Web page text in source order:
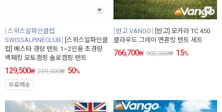
스위스알파인클럽
SWISSALPINECLUB
[스위스알파인클
럽] 베스타 경량 텐트 1~2인용 초경량
백패킹 모토캠핑 솔로캠핑 텐트
129,500₩ 259,000₩ 50%
무료배송
반고 VANGO
[반고] 모카라 TC 450
클라우드 그레이 면혼방 텐트 세트
766,700₩ 902,000₩ 15%